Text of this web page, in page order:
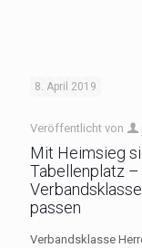
8. April 2019
Veröffentlicht von
Mit Heimsieg
Tabellenplatz
passen
Verbandsklasse